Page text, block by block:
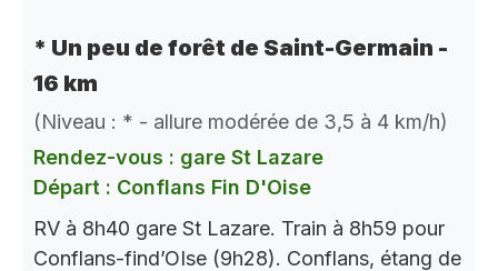
* Un peu de forêt de Saint-Germain -
16 km
(Niveau : * - allure modérée de 3,5 à 4 km/h)
Rendez-vous : gare St Lazare
Départ : Conflans Fin D'Oise
RV à 8h40 gare St Lazare. Train à 8h59 pour
Conflans-find’OIse (9h28). Conflans, étang de